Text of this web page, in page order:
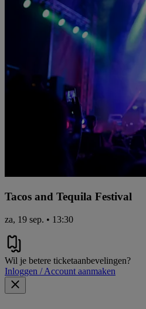
Tacos and Tequila Festival
za, 19 sep. • 13:30
Wil je betere ticketaanbevelingen?
Inloggen / Account aanmaken